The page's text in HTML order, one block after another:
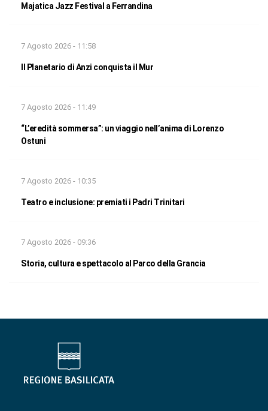
Majatica Jazz Festival a Ferrandina
7 Agosto 2026 - 11:58
Il Planetario di Anzi conquista il Mur
7 Agosto 2026 - 11:49
“L’eredità sommersa”: un viaggio nell’anima di Lorenzo
Ostuni
7 Agosto 2026 - 10:35
Teatro e inclusione: premiati i Padri Trinitari
7 Agosto 2026 - 09:36
Storia, cultura e spettacolo al Parco della Grancia